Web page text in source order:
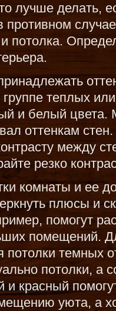
лучше делать,
противном
и потолка.
теплых
и белый цвета.
оттенкам
между
резко
комнаты и ее
плюсы и
помогут
помещений.
потолки темных
потолки, а
красный
уюта, а